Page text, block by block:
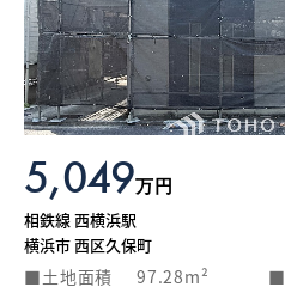
5,049万円
相鉄線 西横浜駅
横浜市 西区久保町
土地面積 97.28m²